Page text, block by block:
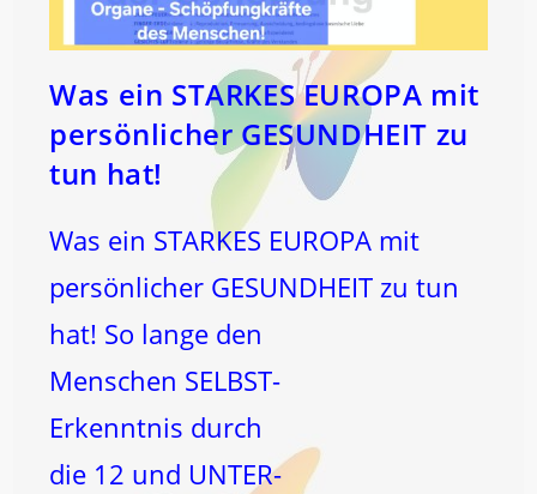
Was ein STARKES EUROPA mit
persönlicher GESUNDHEIT zu
tun hat!
Was ein STARKES EUROPA mit
persönlicher GESUNDHEIT zu tun
hat! So lange den
Menschen SELBST-
Erkenntnis durch
die 12 und UNTER-